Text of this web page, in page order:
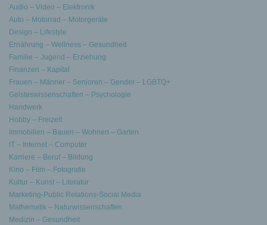
Audio – Video – Elektronik
Auto – Motorrad – Motorgeräte
Design – Lifestyle
Ernährung – Wellness – Gesundheit
Familie – Jugend – Erziehung
Finanzen – Kapital
Frauen – Männer – Senioren – Gender – LGBTQ+
Geisteswissenschaften – Psychologie
Handwerk
Hobby – Freizeit
Immobilien – Bauen – Wohnen – Garten
IT – Internet – Computer
Karriere – Beruf – Bildung
Kino – Film – Fotografie
Kultur – Kunst – Literatur
Marketing-Public Relations-Social Media
Mathematik – Naturwissenschaften
Medizin – Gesundheit